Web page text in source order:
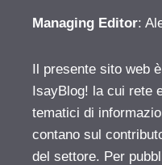
Managing Editor:
Il presente sito web
IsayBlog! la cui rete
tematici di
contano sul
del settore. Per